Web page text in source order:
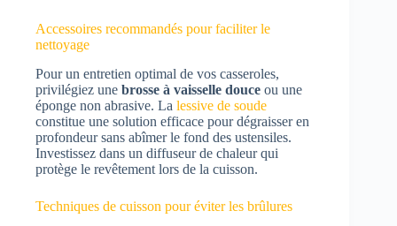
Accessoires recommandés pour faciliter le
nettoyage
Pour un entretien optimal de vos casseroles,
privilégiez une brosse à vaisselle douce ou une
éponge non abrasive. La lessive de soude
constitue une solution efficace pour dégraisser en
profondeur sans abîmer le fond des ustensiles.
Investissez dans un diffuseur de chaleur qui
protège le revêtement lors de la cuisson.
Techniques de cuisson pour éviter les brûlures